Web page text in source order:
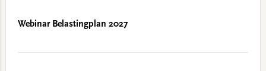
Webinar Belastingplan 2027